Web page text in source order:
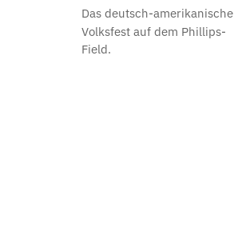
Das deutsch-amerikanische
Volksfest auf dem Phillips-
Field.